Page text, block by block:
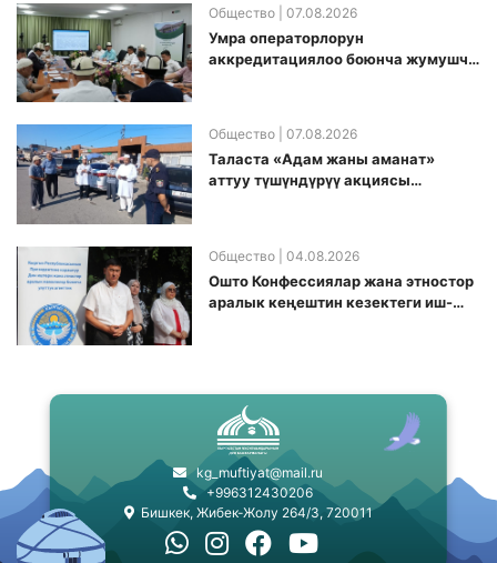
Общество | 07.08.2026
Умра операторлорун
аккредитациялоо боюнча жумушчу
Общество | 07.08.2026
Таласта «Адам жаны аманат»
аттуу түшүндүрүү акциясы
Общество | 04.08.2026
Ошто Конфессиялар жана этностор
аралык кеңештин кезектеги иш-
kg_muftiyat@mail.ru
+996312430206
Бишкек, Жибек-Жолу 264/3, 720011